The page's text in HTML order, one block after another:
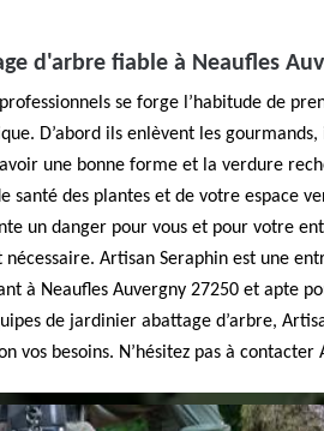
d'arbre fiable à Neaufles
se forge l’habitude de
D’abord ils enlèvent les
une bonne forme et la verdure
santé des plantes et de votre espace
un danger pour vous et pour votre
nécessaire. Artisan Seraphin est une
à Neaufles Auvergny 27250 et apte
de jardinier abattage d’arbre,
vos besoins. N’hésitez pas à contacter